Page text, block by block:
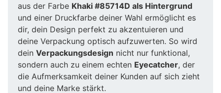
aus der Farbe Khaki #85714D als Hintergrund
und einer Druckfarbe deiner Wahl ermöglicht es
dir, dein Design perfekt zu akzentuieren und
deine Verpackung optisch aufzuwerten. So wird
dein Verpackungsdesign nicht nur funktional,
sondern auch zu einem echten Eyecatcher, der
die Aufmerksamkeit deiner Kunden auf sich zieht
und deine Marke stärkt.